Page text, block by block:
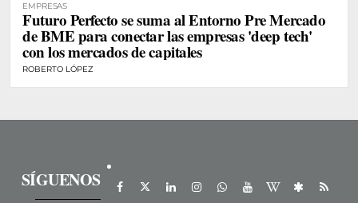
EMPRESAS
Futuro Perfecto se suma al Entorno Pre Mercado
de BME para conectar las empresas 'deep tech'
con los mercados de capitales
ROBERTO LÓPEZ
SÍGUENOS